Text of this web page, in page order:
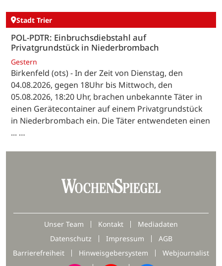
Stadt Trier
POL-PDTR: Einbruchsdiebstahl auf
Privatgrundstück in Niederbrombach
Gestern
Birkenfeld (ots) - In der Zeit von Dienstag, den
04.08.2026, gegen 18Uhr bis Mittwoch, den
05.08.2026, 18:20 Uhr, brachen unbekannte Täter in
einen Gerätecontainer auf einem Privatgrundstück
in Niederbrombach ein. Die Täter entwendeten einen
... …
Unser Team Kontakt
Mediadaten
Datenschutz
Impressum
AGB
Barrierefreiheit
Hinweisgebersystem Webjournalist